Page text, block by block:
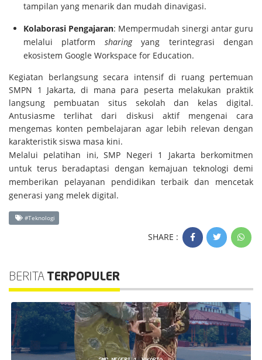
tampilan yang menarik dan mudah dinavigasi.
Kolaborasi Pengajaran: Mempermudah sinergi antar guru
melalui platform sharingyang terintegrasi dengan
ekosistem Google Workspace for Education.
Kegiatan berlangsung secara intensif di ruang pertemuan
SMPN 1 Jakarta, di mana para peserta melakukan praktik
langsung pembuatan situs sekolah dan kelas digital.
Antusiasme terlihat dari diskusi aktif mengenai cara
mengemas konten pembelajaran agar lebih relevan dengan
karakteristik siswa masa kini.
Melalui pelatihan ini, SMP Negeri 1 Jakarta berkomitmen
untuk terus beradaptasi dengan kemajuan teknologi demi
memberikan pelayanan pendidikan terbaik dan mencetak
generasi yang melek digital.
#Teknologi
SHARE :
BERITA TERPOPULER